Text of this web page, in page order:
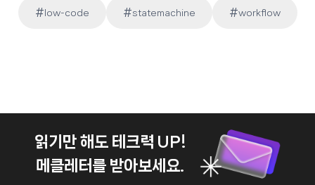
Post
#low-code #statemachine #workflow
읽기만 해도 테크력 UP!
메클레터를 받아보세요.